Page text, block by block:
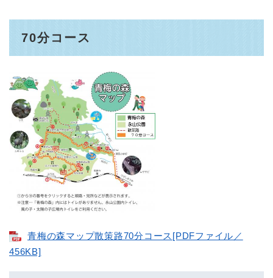
70分コース
青梅の森マップ散策路70分コース[PDFファイル／
456KB]